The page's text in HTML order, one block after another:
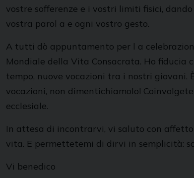
vostre sofferenze e i vostri limiti fisici,
vostra parol a e ogni vostro gesto.
A tutti dò appuntamento per l a
Mondiale della Vita Consacrata. Ho fiducia
tempo, nuove vocazioni tra i nostri giovani.
vocazioni, non dimentichiamolo!
ecclesiale.
In attesa di incontrarvi, vi saluto con
vita. E permettetemi di dirvi in semplicità:
Vi benedico